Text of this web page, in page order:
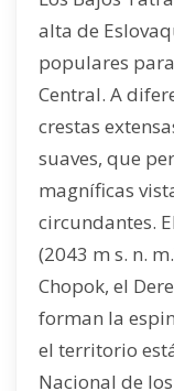
alta de
populares
Central. A
crestas
suaves, que
magníficas
circundantes.
(2043 m s. n.
Chopok, el
forman la
el territorio
Nacional de